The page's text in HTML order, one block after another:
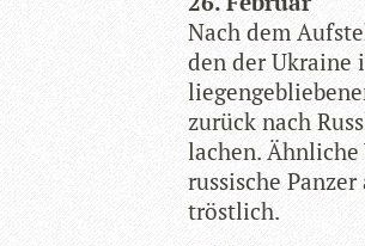
Nach dem
den der Ukraine
zurück nach
lachen.
rus­si­sche
tröstlich.